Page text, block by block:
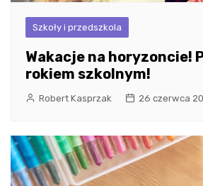
Szkoły i przedszkola
Wakacje na horyzoncie!
rokiem szkolnym!
Robert Kasprzak 26 czerwca